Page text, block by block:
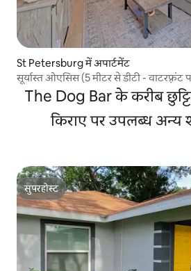
St Petersburg में अपार्टमेंट
सूर्यास्त ओएसिस (5 मीटर से डीटी -
The Dog Bar के करीब
किराए पर उपलब्ध अन्य
सुपरहोस्ट
सुपरहोस्ट